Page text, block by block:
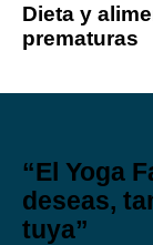
Dieta y
prematuras
“El Yoga
deseas,
tuya”